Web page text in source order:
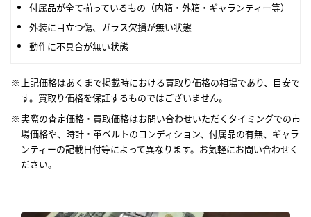
付属品が全て揃っているもの（内箱・外箱・ギャランティー等）
外装に目立つ傷、ガラス欠損が無い状態
動作に不具合が無い状態
上記価格はあくまで掲載時における買取り価格の相場であり、目安で
す。買取り価格を保証するものではございません。
実際の査定価格・買取価格はお問い合わせいただくタイミングでの市
場価格や、時計・革ベルトのコンディション、付属品の有無、ギャラ
ンティーの記載日付等によって異なります。お気軽にお問い合わせく
ださい。